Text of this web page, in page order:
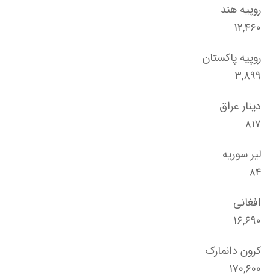
روپیه هند
۱۲,۴۶۰
روپیه پاکستان
۳,۸۹۹
دینار عراق
۸۱۷
لیر سوریه
۸۴
افغانی
۱۶,۶۹۰
کرون دانمارک
۱۷۰,۶۰۰